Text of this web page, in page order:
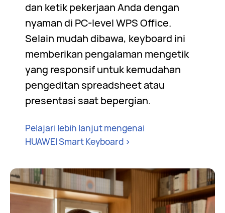
dan ketik pekerjaan Anda dengan
nyaman di PC-level WPS Office.
Selain mudah dibawa, keyboard ini
memberikan pengalaman mengetik
yang responsif untuk kemudahan
pengeditan spreadsheet atau
presentasi saat bepergian.
Pelajari lebih lanjut mengenai
HUAWEI Smart Keyboard >